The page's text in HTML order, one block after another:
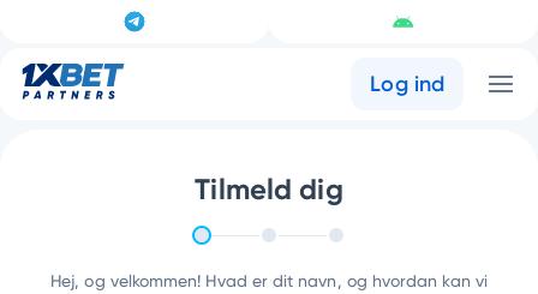
Log ind
Tilmeld dig
Hej, og velkommen! Hvad er dit navn, og hvordan kan vi